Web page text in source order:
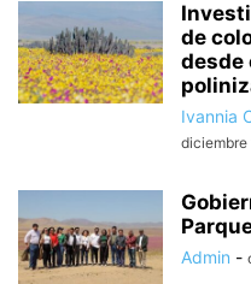
de
desde
Ivannia
diciembre
Admin -